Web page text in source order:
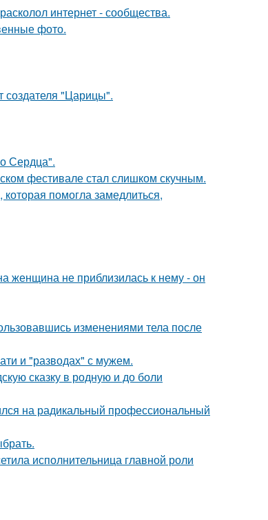
интернет - сообщества.
фото.
создателя "Царицы".
Сердца".
фестивале стал слишком скучным.
помогла замедлиться,
женщина не приблизилась к нему - он
изменениями тела после
и "разводах" с мужем.
сказку в родную и до боли
на радикальный профессиональный
исполнительница главной роли